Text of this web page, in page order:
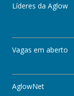
Líderes da Aglow
Vagas em aberto
AglowNet